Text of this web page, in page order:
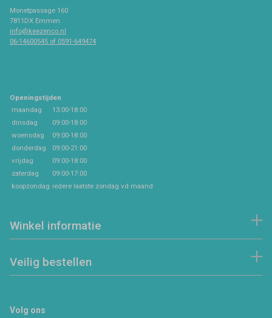
Monetpassage 160
7811DX Emmen
info@keezenco.nl
06-14600545 of 0591-649474
Openingstijden
maandag
13:00-18:00
dinsdag
09:00-18:00
woensdag
09:00-18:00
donderdag
09:00-21:00
vrijdag
09:00-18:00
zaterdag
09:00-17:00
koopzondag iedere laatste zondag vd maand
Winkel informatie
Veilig bestellen
Volg ons